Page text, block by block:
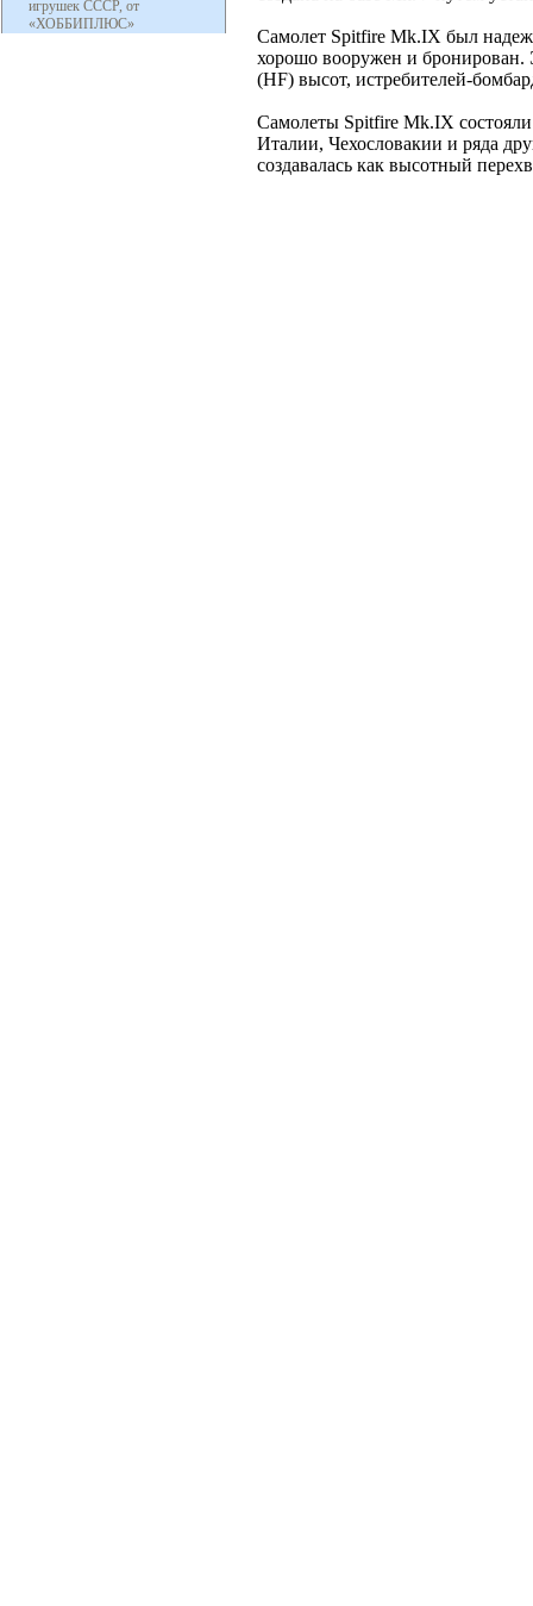
игрушек СССР, от
«ХОББИПЛЮС»
Самолет Spitfire Mk.IX был
хорошо вооружен и бронирован.
(HF) высот, истребителей-
Самолеты Spitfire Mk.IX
Италии, Чехословакии и ряда
создавалась как высотный